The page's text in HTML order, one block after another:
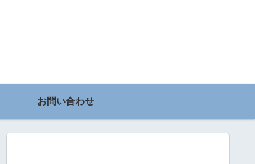
お問い合わせ